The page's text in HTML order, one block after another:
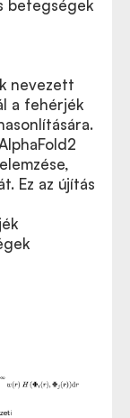
betegségek
nevezett
a fehérjék
Ez az újítás